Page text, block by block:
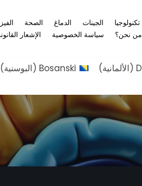
تكنولوجيا الجينات الدماغ الصحة
من نحن؟ سياسة الخصوصية الإشعار
(الألمانية)
Bosanski
(البوسنية)